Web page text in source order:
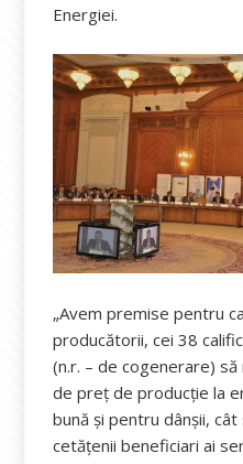
Energiei.
„Avem premise pentru
producătorii, cei 38
(n.r. – de cogenerare)
de preţ de producţie la
bună şi pentru dânşii,
cetăţenii beneficiari ai